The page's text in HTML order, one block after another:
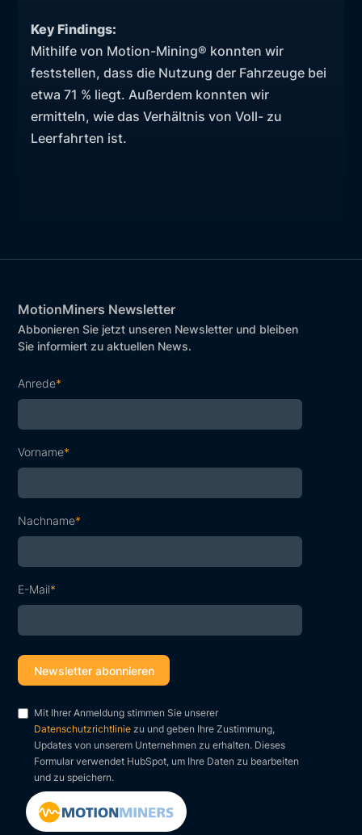
Key Findings:
Mithilfe von Motion-Mining® konnten wir
feststellen, dass die Nutzung der Fahrzeuge bei
etwa 71 % liegt. Außerdem konnten wir
ermitteln, wie das Verhältnis von Voll- zu
Leerfahrten ist.
MotionMiners Newsletter
Abbonieren Sie jetzt unseren Newsletter und bleiben
Sie informiert zu aktuellen News.
Anrede*
Vorname*
Nachname*
E-Mail*
Mit Ihrer Anmeldung stimmen Sie unserer
Datenschutzrichtlinie zu und geben Ihre Zustimmung,
Updates von unserem Unternehmen zu erhalten. Dieses
Formular verwendet HubSpot, um Ihre Daten zu bearbeiten
und zu speichern.